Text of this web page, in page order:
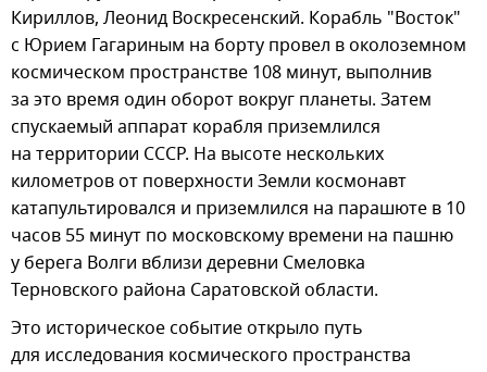
Кириллов, Леонид Воскресенский. Корабль "Восток"
с Юрием Гагариным на борту провел в околоземном
космическом пространстве 108 минут, выполнив
за это время один оборот вокруг планеты. Затем
спускаемый аппарат корабля приземлился
на территории СССР. На высоте нескольких
километров от поверхности Земли космонавт
катапультировался и приземлился на парашюте в 10
часов 55 минут по московскому времени на пашню
у берега Волги вблизи деревни Смеловка
Терновского района Саратовской области.
Это историческое событие открыло путь
для исследования космического пространства